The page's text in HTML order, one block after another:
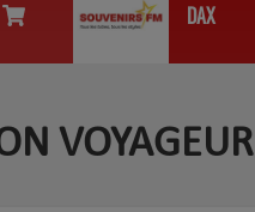
DAX
VOYAGEUR